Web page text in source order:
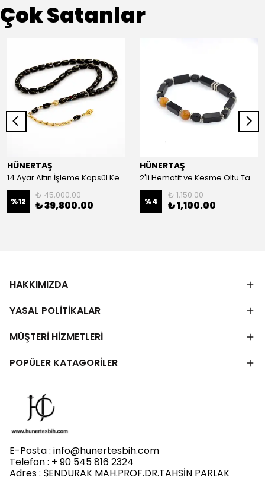
Çok Satanlar
HÜNERTAŞ
14 Ayar Altın İşleme Kapsül Kesim Oltu Taşı Tespih
%12
₺ 45,000.00
₺ 39,800.00
HÜNERTAŞ
2'li Hematit ve Kesme Oltu Taşı Bileklik
%4
₺ 1,150.00
₺ 1,100.00
HAKKIMIZDA
YASAL POLİTİKALAR
MÜŞTERİ HİZMETLERİ
POPÜLER KATAGORİLER
E-Posta : info@hunertesbih.com
Telefon : + 90 545 816 2324
Adres : ŞENDURAK MAH.PROF.DR.TAHSİN PARLAK